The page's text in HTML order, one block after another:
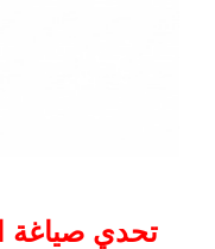
تحدي صياغة